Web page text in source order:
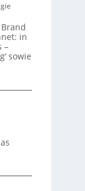
in
–
sowie